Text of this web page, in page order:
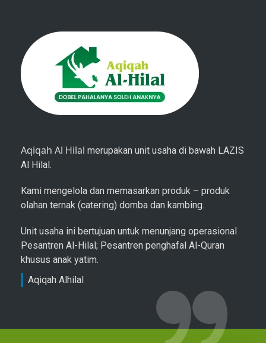
Aqiqah Al Hilal merupakan unit usaha di bawah LAZIS
Al Hilal.
Kami mengelola dan memasarkan produk – produk
olahan ternak (catering) domba dan kambing.
Unit usaha ini bertujuan untuk menunjang operasional
Pesantren Al-Hilal; Pesantren penghafal Al-Quran
khusus anak yatim.
Aqiqah Alhilal